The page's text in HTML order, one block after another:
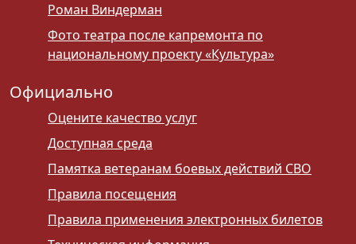
Роман Виндерман
Фото театра после капремонта по
национальному проекту «Культура»
Официально
Оцените качество услуг
Доступная среда
Памятка ветеранам боевых действий СВО
Правила посещения
Правила применения электронных билетов